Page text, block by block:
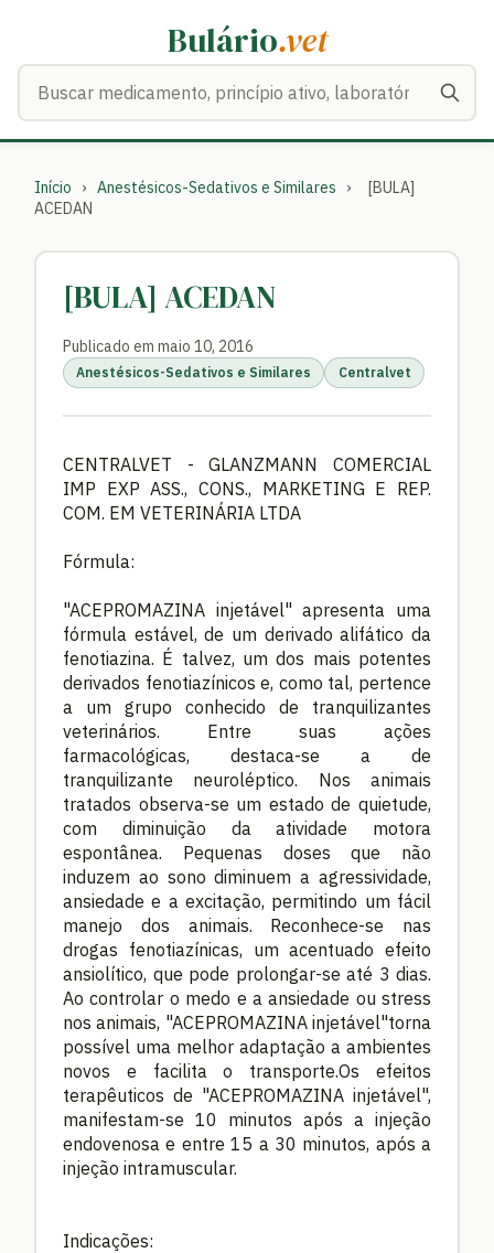
Bulário.vet
Início › Anestésicos-Sedativos e Similares ›
[BULA]
ACEDAN
[BULA] ACEDAN
Publicado em maio 10, 2016
Anestésicos-Sedativos e Similares Centralvet
CENTRALVET - GLANZMANN COMERCIAL
IMP EXP ASS., CONS., MARKETING E REP.
COM. EM VETERINÁRIA LTDA
Fórmula:
"ACEPROMAZINA injetável" apresenta uma
fórmula estável, de um derivado alifático da
fenotiazina. É talvez, um dos mais potentes
derivados fenotiazínicos e, como tal, pertence
a um grupo conhecido de tranquilizantes
veterinários. Entre suas ações
farmacológicas, destaca-se a de
tranquilizante neuroléptico. Nos animais
tratados observa-se um estado de quietude,
com diminuição da atividade motora
espontânea. Pequenas doses que não
induzem ao sono diminuem a agressividade,
ansiedade e a excitação, permitindo um fácil
manejo dos animais. Reconhece-se nas
drogas fenotiazínicas, um acentuado efeito
ansiolítico, que pode prolongar-se até 3 dias.
Ao controlar o medo e a ansiedade ou stress
nos animais, "ACEPROMAZINA injetável"torna
possível uma melhor adaptação a ambientes
novos e facilita o transporte.Os efeitos
terapêuticos de "ACEPROMAZINA injetável",
manifestam-se 10 minutos após a injeção
endovenosa e entre 15 a 30 minutos, após a
injeção intramuscular.
Indicações: